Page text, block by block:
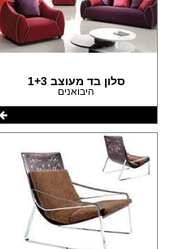
סלון בד מעוצב 1+3
היבואנים